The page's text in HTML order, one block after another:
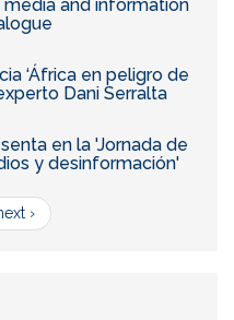
and information
‘África en peligro de
Dani Serralta
en la 'Jornada de
y desinformación'
›